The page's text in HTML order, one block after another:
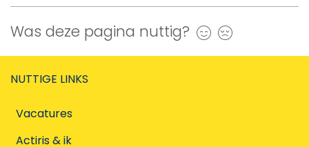
Was deze pagina nuttig? Ja
NUTTIGE LINKS
Vacatures
Actiris & ik